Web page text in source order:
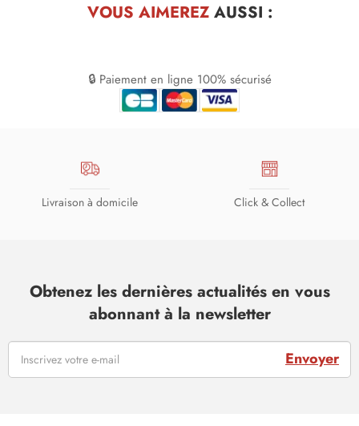
VOUS AIMEREZAUSSI :
🔒 Paiement en ligne 100% sécurisé
Livraison à domicile Click & Collect
Obtenez les dernières actualités en vous
abonnant à la newsletter
Envoyer